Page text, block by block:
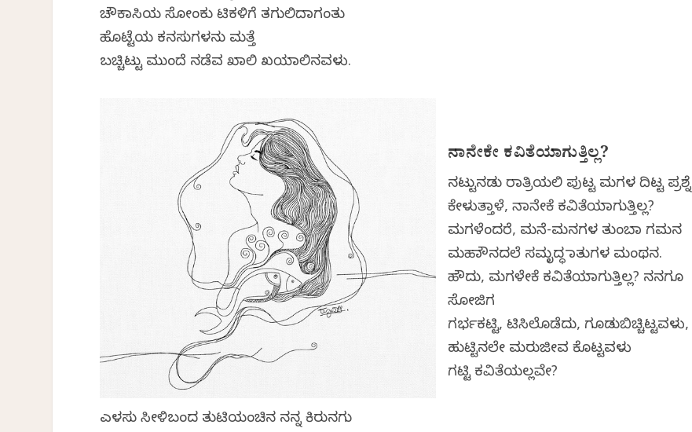
ಚೌಕಾಸಿಯ ಸೋಂಕು ಟಿಕಳಿಗೆ ತಗುಲಿದಾಗಂತು
ಹೊಟ್ಟೆಯ ಕನಸುಗಳನು ಮತ್ತೆ
ಬಚ್ಚಿಟ್ಟು ಮುಂದೆ ನಡೆವ ಖಾಲಿ ಖಯಾಲಿನವಳು.
ನಾನೇಕೇ ಕವಿತೆಯಾಗುತ್ತಿಲ್ಲ?
ನಟ್ಟುನಡು ರಾತ್ರಿಯಲಿ ಪುಟ್ಟ ಮಗಳ ದಿಟ್ಟ ಪ್ರಶ್ನೆ
ಕೇಳುತ್ತಾಳೆ, ನಾನೇಕೆ ಕವಿತೆಯಾಗುತ್ತಿಲ್ಲ?
ಮಗಳೆಂದರೆ, ಮನೆ-ಮನಗಳ ತುಂಬಾ ಗಮನ
ಮಹಾಮೌನದಲೆ ಸಮೃದ್ಧ ಮಾತುಗಳ ಮಂಥನ.
ಹೌದು, ಮಗಳೇಕೆ ಕವಿತೆಯಾಗುತ್ತಿಲ್ಲ? ನನಗೂ
ಸೋಜಿಗ
ಗರ್ಭಕಟ್ಟಿ, ಟಿಸಿಲೊಡೆದು, ಗೂಡುಬಿಚ್ಚಿಟ್ಟವಳು,
ಹುಟ್ಟಿನಲೇ ಮರುಜೀವ ಕೊಟ್ಟವಳು
ಗಟ್ಟಿ ಕವಿತೆಯಲ್ಲವೇ?
ಎಳಸು ಸೀಳಿಬಂದ ತುಟಿಯಂಚಿನ ನನ್ನ ಕಿರುನಗು